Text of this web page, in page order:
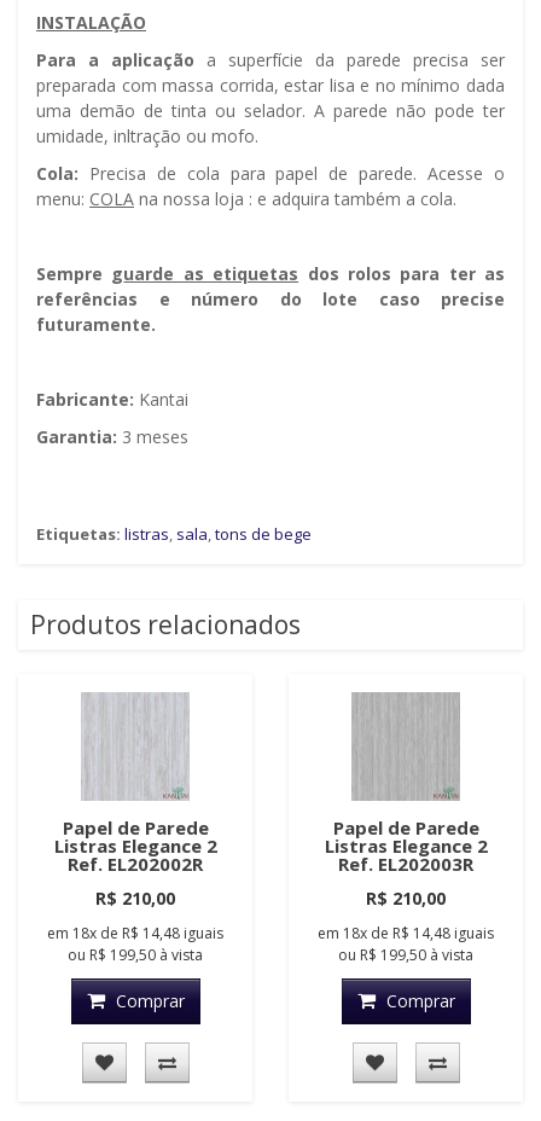
INSTALAÇÃO
Para a aplicação a superfície da parede precisa ser
preparada com massa corrida, estar lisa e no mínimo dada
uma demão de tinta ou selador. A parede não pode ter
umidade, infiltração ou mofo.
Cola: Precisa de cola para papel de parede. Acesse o
menu: COLA na nossa loja : e adquira também a cola.
Sempre guarde as etiquetas dos rolos para ter as
referências e número do lote caso precise
futuramente.
Fabricante: Kantai
Garantia: 3 meses
Etiquetas: listras, sala,tons de bege
Produtos relacionados
Papel de Parede
Listras Elegance 2
Ref. EL202002R
R$ 210,00
em 18x de R$ 14,48 iguais
ou R$ 199,50 à vista
Comprar
Papel de Parede
Listras Elegance 2
Ref. EL202003R
R$ 210,00
em 18x de R$ 14,48 iguais
ou R$ 199,50 à vista
Comprar